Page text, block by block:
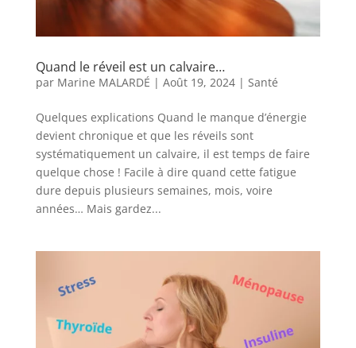
Quand le réveil est un calvaire…
par Marine MALARDÉ | Août 19, 2024| Santé
Quelques explications Quand le manque d’énergie
devient chronique et que les réveils sont
systématiquement un calvaire, il est temps de faire
quelque chose ! Facile à dire quand cette fatigue
dure depuis plusieurs semaines, mois, voire
années… Mais gardez...